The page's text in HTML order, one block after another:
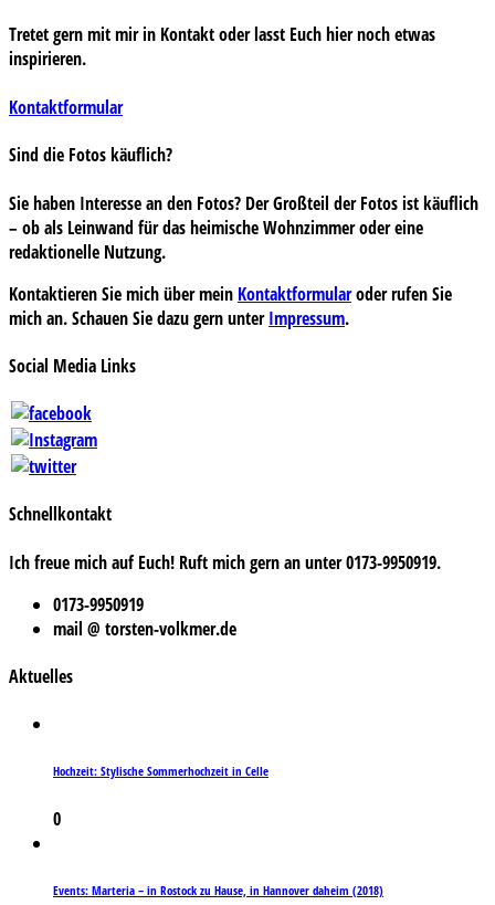
Tretet gern mit mir in Kontakt oder lasst Euch hier noch etwas
inspirieren.
Kontaktformular
Sind die Fotos käuflich?
Sie haben Interesse an den Fotos? Der Großteil der Fotos ist käuflich
– ob als Leinwand für das heimische Wohnzimmer oder eine
redaktionelle Nutzung.
Kontaktieren Sie mich über mein Kontaktformularoder rufen Sie
mich an. Schauen Sie dazu gern unterImpressum.
Social Media Links
Schnellkontakt
Ich freue mich auf Euch! Ruft mich gern an unter 0173-9950919.
0173-9950919
mail @ torsten-volkmer.de
Aktuelles
Hochzeit: Stylische Sommerhochzeit in Celle
0
Events: Marteria – in Rostock zu Hause, in Hannover daheim (2018)